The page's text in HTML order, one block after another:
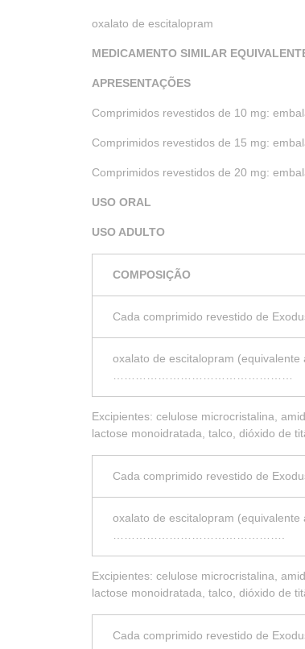
oxalato de escitalopram
MEDICAMENTO SIMILAR
APRESENTAÇÕES
Comprimidos revestidos de 10 mg:
Comprimidos revestidos de 15 mg:
Comprimidos revestidos de 20 mg:
USO ORAL
USO ADULTO
COMPOSIÇÃO
Cada comprimido revestido de
oxalato de escitalopram
Excipientes: celulose microcristalina,
lactose monoidratada, talco, dióxido de
Cada comprimido revestido de
oxalato de escitalopram
Excipientes: celulose microcristalina,
lactose monoidratada, talco, dióxido de
Cada comprimido revestido de